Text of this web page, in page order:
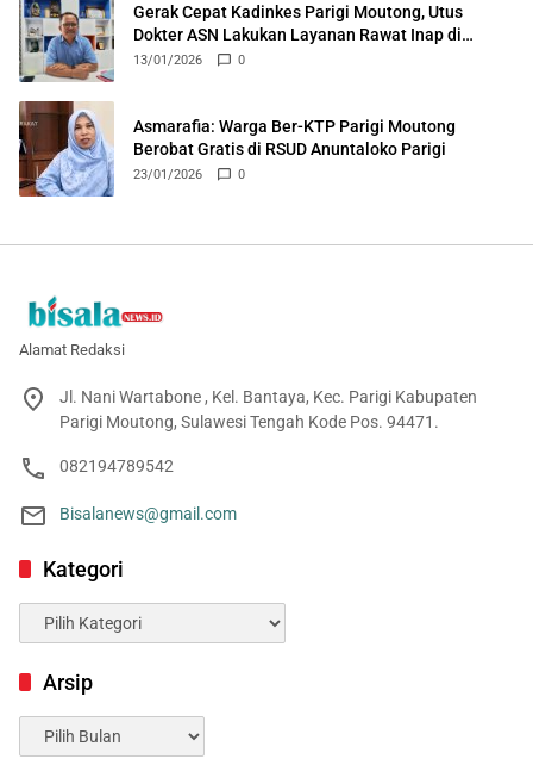
Gerak Cepat Kadinkes Parigi Moutong, Utus
Dokter ASN Lakukan Layanan Rawat Inap di
Puskesmas Ongka
13/01/2026 0
Asmarafia: Warga Ber-KTP Parigi Moutong
Berobat Gratis di RSUD Anuntaloko Parigi
23/01/2026 0
Alamat Redaksi
Jl. Nani Wartabone , Kel. Bantaya, Kec. Parigi Kabupaten
Parigi Moutong, Sulawesi Tengah Kode Pos. 94471.
082194789542
Bisalanews@gmail.com
Kategori
Kategori
Arsip
Arsip